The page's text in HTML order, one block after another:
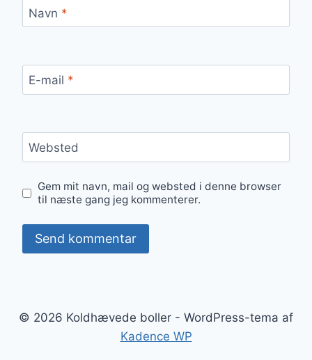
Navn *
E-mail *
Websted
Gem mit navn, mail og websted i denne browser
til næste gang jeg kommenterer.
© 2026 Koldhævede boller - WordPress-tema af
Kadence WP